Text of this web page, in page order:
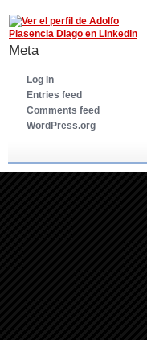
Meta
Log in
Entries feed
Comments feed
WordPress.org